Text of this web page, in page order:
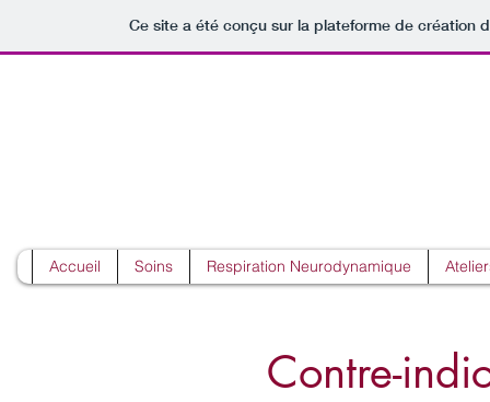
Ce site a été conçu sur la plateforme de création
Contre-
Accueil Soins Respiration Neurodynamique